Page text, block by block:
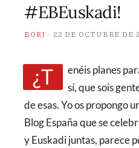
#EBEuskadi!
BORI 22 DE OCTUBRE DE
¿Tenéis planes para el sábado? Seguro que
sí, que sois
de esas. Yo os propongo
Blog España que se
y Euskadi juntas, parece